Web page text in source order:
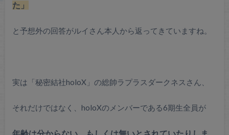
た」
と予想外の回答がルイさん本人から返ってきていますね。
実は「秘密結社holoX」の総帥ラプラスダークネスさん、
それだけではなく、holoXのメンバーである6期生全員が